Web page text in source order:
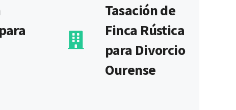
Tasación de
Finca Rústica
para Divorcio
Ourense